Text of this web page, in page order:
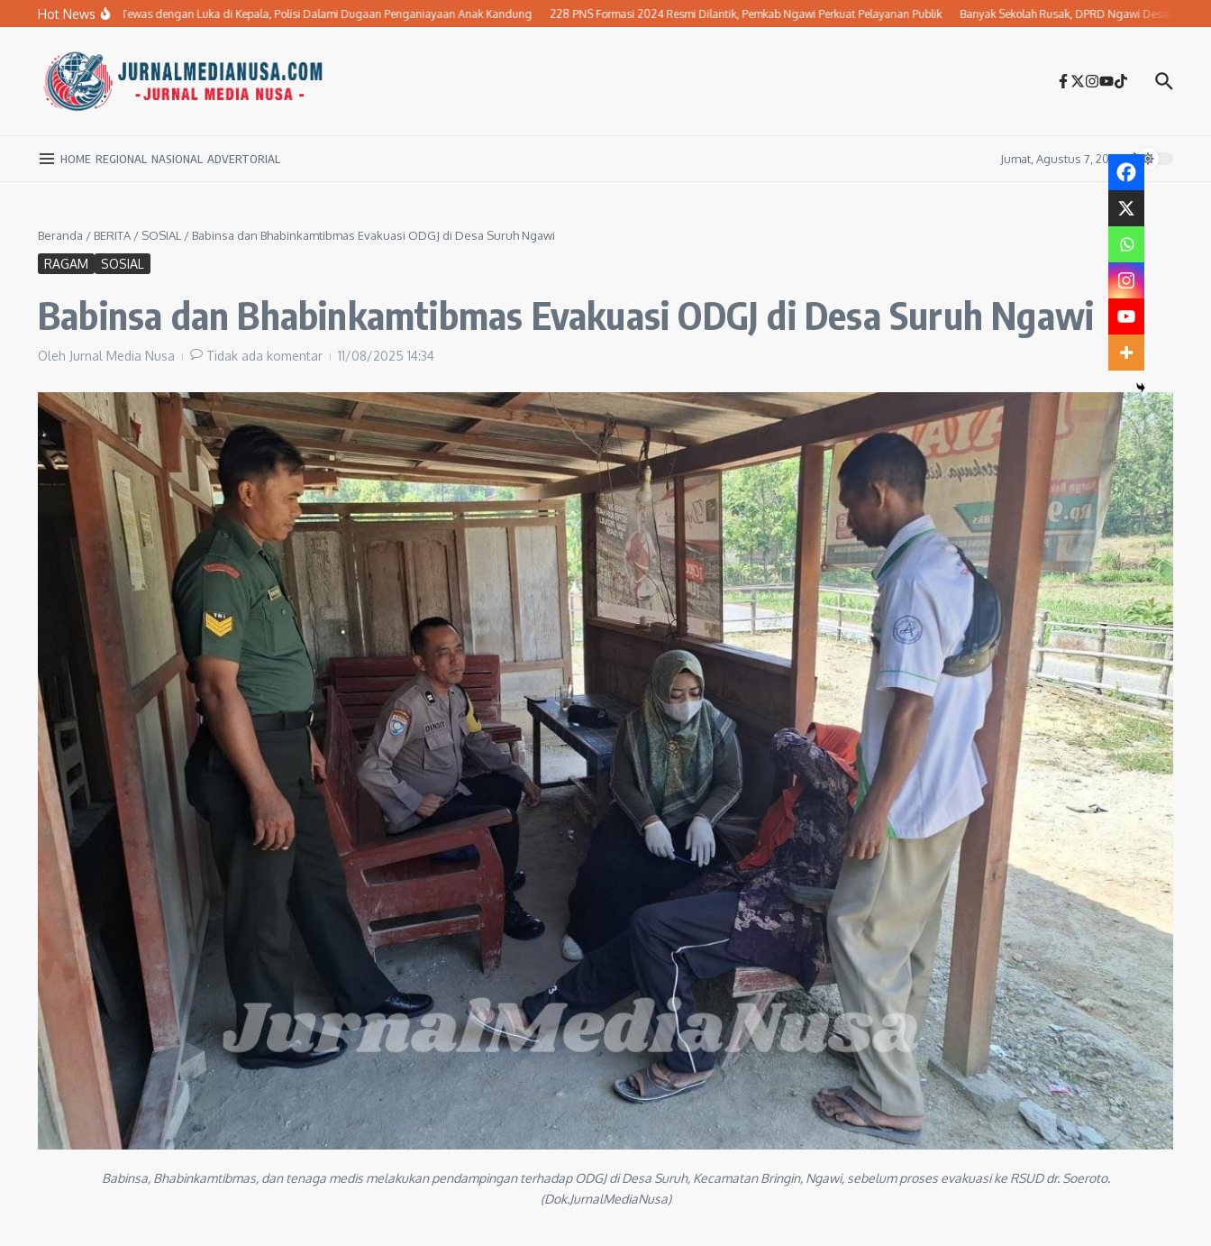
Lewati ke konten
Hot News
di Ngawi Tewas dengan Luka di Kepala, Polisi Dalami Dugaan Penganiayaan Anak Kandung 228 PNS Formasi 2024 Resmi Dilantik, Pemkab Ngawi Perkuat Pelayanan Publik Banyak Sekolah Rusak, DPRD Ngawi Desak Dikbud Jemput
HOME REGIONAL NASIONAL ADVERTORIAL Jumat, Agustus 7, 2026
Beranda / BERITA / SOSIAL / Babinsa dan Bhabinkamtibmas Evakuasi ODGJ di Desa Suruh Ngawi
RAGAM SOSIAL
Babinsa dan Bhabinkamtibmas Evakuasi ODGJ di Desa Suruh Ngawi
Oleh Jurnal Media Nusa Tidak ada komentar 11/08/2025 14:34
Babinsa, Bhabinkamtibmas, dan tenaga medis melakukan pendampingan terhadap ODGJ di Desa Suruh, Kecamatan Bringin, Ngawi, sebelum proses evakuasi ke RSUD dr. Soeroto.
(Dok.JurnalMediaNusa)